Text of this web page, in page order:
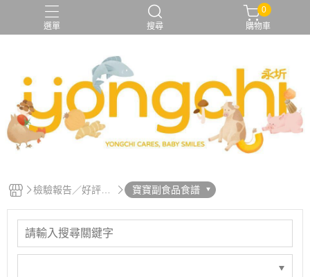
選單 搜尋
0
購物車
檢驗報告／好評推
寶寶副食品食譜